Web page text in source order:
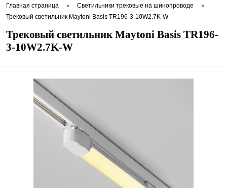
Главная страница • Светильники трековые на шинопроводе •
Трековый светильник Maytoni Basis TR196-3-10W2.7K-W
Трековый светильник Maytoni Basis TR196-
3-10W2.7K-W